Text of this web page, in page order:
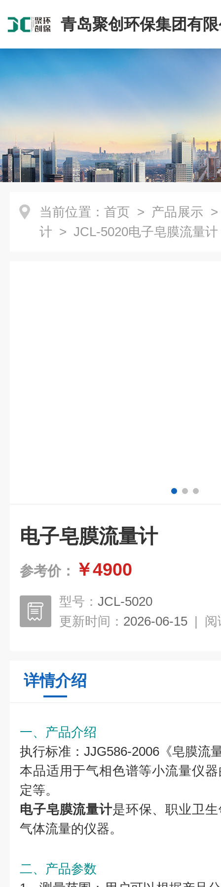
青岛聚创环保集团有
当前位置： 首页 > 产品展示
计 > JCL-5020电子皂膜流量计
电子皂膜流量计
参考价： ￥4900
型号： JCL-5020
更新时间： 2026-06-15 | 阅
详情介绍
一、产品介绍
执行标准：JJG586-2006《皂膜流
本品适用于气相色谱等小流量仪
定等。
电子皂膜流量计是环保、职业卫
气体流量的仪器。
二、产品参数